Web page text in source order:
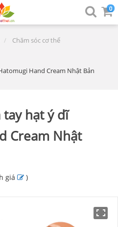
0
Chăm sóc cơ thể
Hand Cream Nhật Bản
hạt ý dĩ
Cream Nhật
giá )